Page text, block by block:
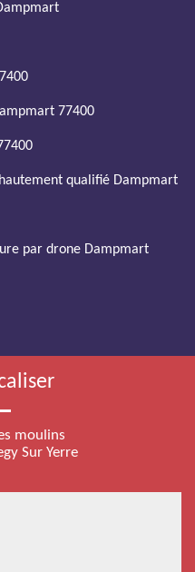
77400
qualifié Dampmart
par drone Dampmart
moulins
Sur Yerre